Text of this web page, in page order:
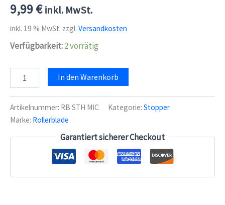
9,99€ inkl. MwSt.
inkl. 19 % MwSt. zzgl. Versandkosten
Verfügbarkeit:2 vorrätig
Stopperhalterung
Stopperhalterung
Microblade
ohne
In den Warenkorb
Artikelnummer: RB STH MIC Kategorie: Stopper
Marke: Rollerblade
Garantiert sicherer Checkout